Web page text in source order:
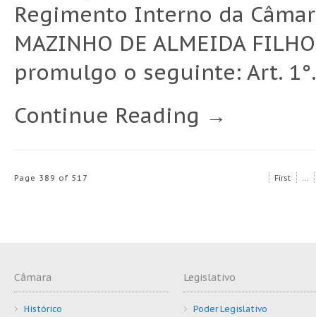
Regimento Interno da
MAZINHO DE ALMEIDA
promulgo o seguinte: Art.
Continue Reading →
Page 389 of 517 First ...
Câmara
Histórico
Legislativo
Poder Legislativo